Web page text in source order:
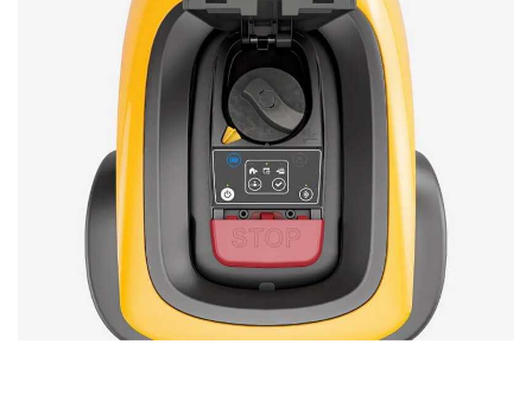
Yard Force
Zanon
Zephir
ZGrills
Zodiac
Zomax